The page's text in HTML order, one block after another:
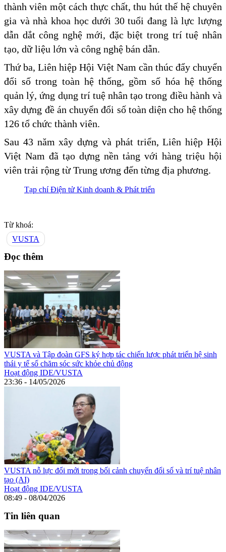
thành viên một cách thực chất, thu hút thế hệ chuyên
gia và nhà khoa học dưới 30 tuổi đang là lực lượng
dẫn dắt công nghệ mới, đặc biệt trong trí tuệ nhân
tạo, dữ liệu lớn và công nghệ bán dẫn.
Thứ ba, Liên hiệp Hội Việt Nam cần thúc đẩy chuyển
đổi số trong toàn hệ thống, gồm số hóa hệ thống
quản lý, ứng dụng trí tuệ nhân tạo trong điều hành và
xây dựng đề án chuyển đổi số toàn diện cho hệ thống
126 tổ chức thành viên.
Sau 43 năm xây dựng và phát triển, Liên hiệp Hội
Việt Nam đã tạo dựng nền tảng với hàng triệu hội
viên trải rộng từ Trung ương đến từng địa phương.
Tạp chí Điện tử Kinh doanh & Phát triển
Từ khoá:
VUSTA
Đọc thêm
VUSTA và Tập đoàn GFS ký hợp tác chiến lược phát triển hệ sinh
thái y tế số chăm sóc sức khỏe chủ động
Hoạt động IDE/VUSTA
23:36 - 14/05/2026
VUSTA nỗ lực đổi mới trong bối cảnh chuyển đổi số và trí tuệ nhân
tạo (AI)
Hoạt động IDE/VUSTA
08:49 - 08/04/2026
Tin liên quan